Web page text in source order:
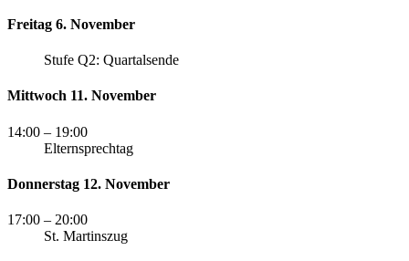
Freitag 6. November
Stufe Q2: Quartalsende
Mittwoch 11. November
14:00 – 19:00
Elternsprechtag
Donnerstag 12. November
17:00 – 20:00
St. Martinszug